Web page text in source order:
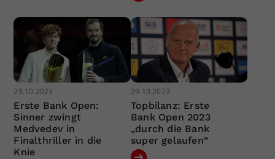
29.10.2023
Erste Bank Open:
Sinner zwingt
Medvedev in
Finalthriller in die
Knie
29.10.2023
Topbilanz: Erste
Bank Open 2023
„durch die Bank
super gelaufen“